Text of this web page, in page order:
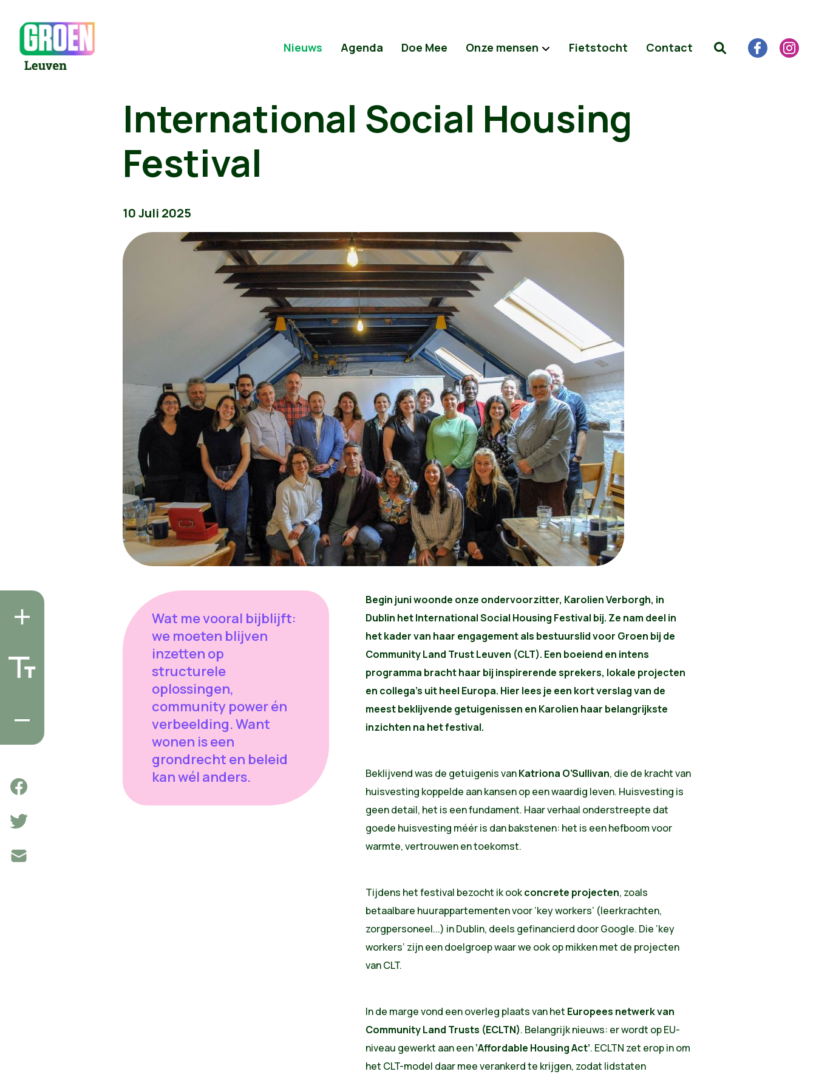
Nieuws Agenda Doe Mee Onze mensen Fietstocht Contact
International Social Housing
Festival
10 Juli 2025
Wat me vooral bijblijft:
we moeten blijven
inzetten op
structurele
oplossingen,
community power én
verbeelding. Want
wonen is een
grondrecht en beleid
kan wél anders.
Begin juni woonde onze ondervoorzitter, Karolien Verborgh, in
Dublin het International Social Housing Festival bij. Ze nam deel in
het kader van haar engagement als bestuurslid voor Groen bij de
Community Land Trust Leuven (CLT). Een boeiend en intens
programma bracht haar bij inspirerende sprekers, lokale projecten
en collega’s uit heel Europa. Hier lees je een kort verslag van de
meest beklijvende getuigenissen en Karolien haar belangrijkste
inzichten na het festival.
Beklijvend was de getuigenis vanKatriona O’Sullivan, die de kracht van
huisvesting koppelde aan kansen op een waardig leven. Huisvesting is
geen detail, het is een fundament. Haar verhaal onderstreepte dat
goede huisvesting méér is dan bakstenen: het is een hefboom voor
warmte, vertrouwen en toekomst.
Tijdens het festival bezocht ik ookconcrete projecten, zoals
betaalbare huurappartementen voor ‘key workers’ (leerkrachten,
zorgpersoneel...) in Dublin, deels gefinancierd door Google. Die ‘key
workers’ zijn een doelgroep waar we ook op mikken met de projecten
van CLT.
In de marge vond een overleg plaats van het Europees netwerk van
Community Land Trusts (ECLTN). Belangrijk nieuws: er wordt op EU-
niveau gewerkt aan een‘Affordable Housing Act’. ECLTN zet erop in om
het CLT-model daar mee verankerd te krijgen, zodat lidstaten